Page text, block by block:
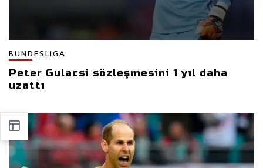
BUNDESLIGA
Peter Gulacsi sözleşmesini 1 yıl daha
uzattı